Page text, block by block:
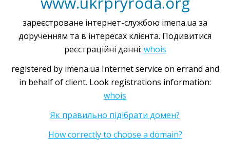
зареєстроване інтернет-службою imena.ua за
дорученням та в інтересах клієнта. Подивитися
реєстраційні данні: whois
registered by imena.ua Internet service on errand and
in behalf of client. Look registrations information:
whois
Як правильно підібрати домен?
How correctly to choose a domain?